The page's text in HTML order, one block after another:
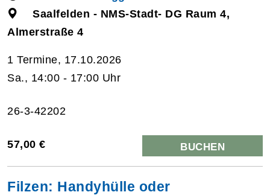
Saalfelden - NMS-Stadt- DG Raum 4,
Almerstraße 4
1 Termine, 17.10.2026
Sa., 14:00 - 17:00 Uhr
26-3-42202
57,00 € BUCHEN
Filzen: Handyhülle oder